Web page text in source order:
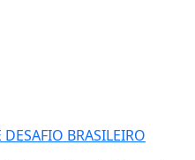
BRASILEIRO